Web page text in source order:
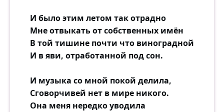
И было этим летом так отрадно
Мне отвыкать от собственных имён
В той тишине почти что виноградной
И в яви, отработанной под сон.
И музыка со мной покой делила,
Сговорчивей нет в мире никого.
Она меня нередко уводила